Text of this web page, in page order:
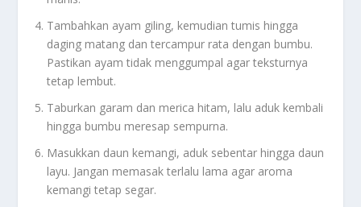
Tambahkan ayam giling, kemudian tumis hingga
daging matang dan tercampur rata dengan bumbu.
Pastikan ayam tidak menggumpal agar teksturnya
tetap lembut.
Taburkan garam dan merica hitam, lalu aduk kembali
hingga bumbu meresap sempurna.
Masukkan daun kemangi, aduk sebentar hingga daun
layu. Jangan memasak terlalu lama agar aroma
kemangi tetap segar.